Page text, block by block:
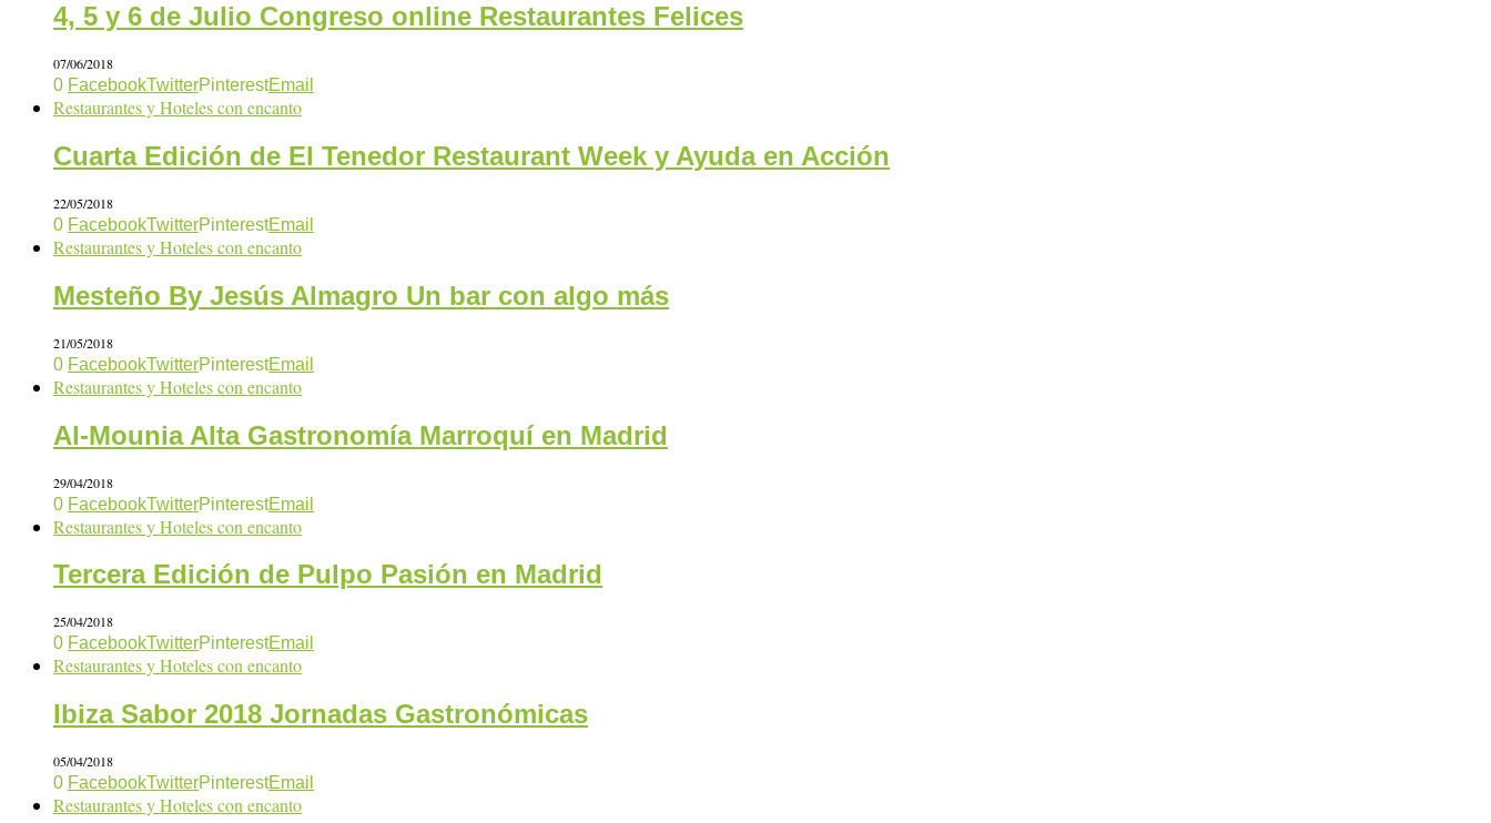
4, 5 y 6 de Julio Congreso online Restaurantes Felices
07/06/2018
0 FacebookTwitterPinterestEmail
Restaurantes y Hoteles con encanto
Cuarta Edición de El Tenedor Restaurant Week y Ayuda en Acción
22/05/2018
0 FacebookTwitterPinterestEmail
Restaurantes y Hoteles con encanto
Mesteño By Jesús Almagro Un bar con algo más
21/05/2018
0 FacebookTwitterPinterestEmail
Restaurantes y Hoteles con encanto
Al-Mounia Alta Gastronomía Marroquí en Madrid
29/04/2018
0 FacebookTwitterPinterestEmail
Restaurantes y Hoteles con encanto
Tercera Edición de Pulpo Pasión en Madrid
25/04/2018
0 FacebookTwitterPinterestEmail
Restaurantes y Hoteles con encanto
Ibiza Sabor 2018 Jornadas Gastronómicas
05/04/2018
0 FacebookTwitterPinterestEmail
Restaurantes y Hoteles con encanto